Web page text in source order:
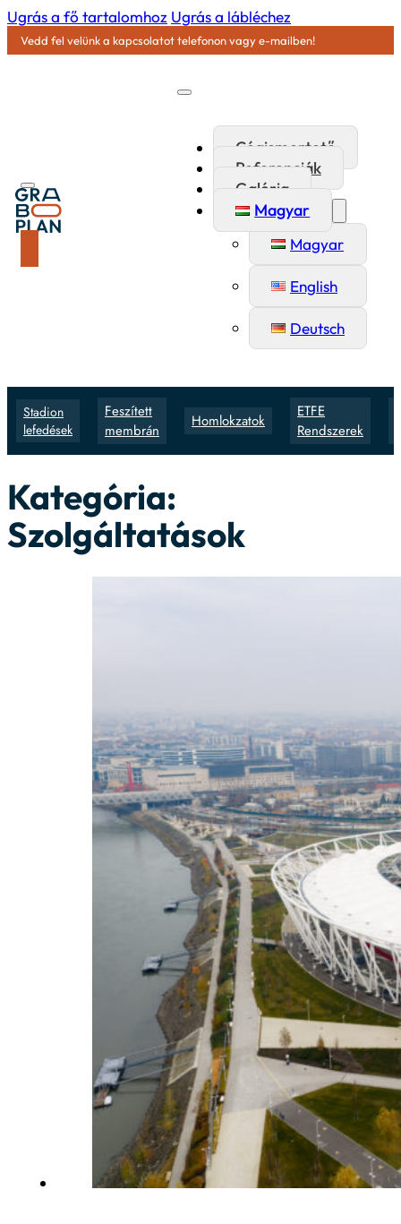
Ugrás a fő tartalomhoz Ugrás a lábléchez
Vedd fel velünk a kapcsolatot telefonon vagy e-mailben!
Cégismertető
Referenciák
Galéria
Magyar
Magyar
English
Deutsch
Stadion
lefedések
Feszített
membrán
Homlokzatok
ETFE
Rendszerek
Kategória:
Szolgáltatások